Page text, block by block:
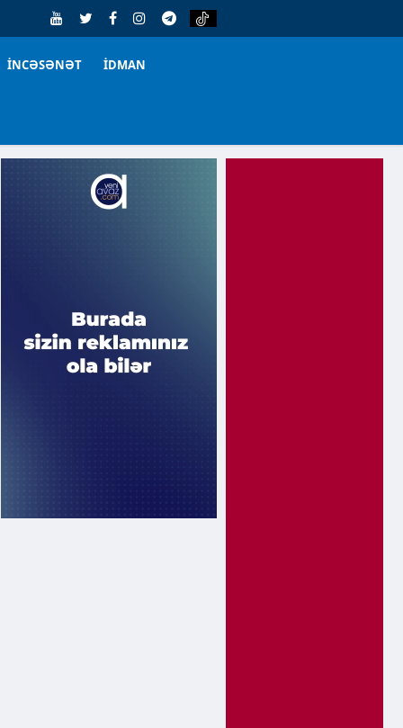
İNCƏSƏNƏT İDMAN